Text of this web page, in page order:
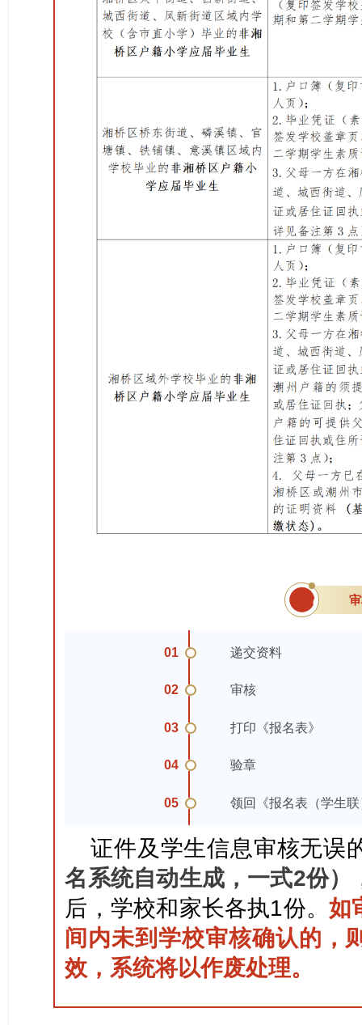
02
01 递交资料
02 审核
03 打印《报名表》
04 验章
05 领回《报名表（学生
证件及学生信息审核无误
名系统自动生成，一式2份）
后，学校和家长各执1份。 如
间内未到学校审核确认的，
效，系统将以作废处理。